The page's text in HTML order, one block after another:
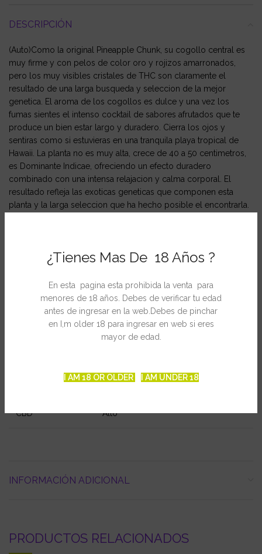
¿Tienes Mas De 18 Años ?
En esta pagina esta prohibida la venta para
menores de 18 años. Debes de verificar tu edad
antes de ingresar en la web.Debes de pinchar
en I,m older 18 para ingresar en web si eres
mayor de edad.
I AM 18 OR OLDER I AM UNDER 18
DESCRIPCIÓN
(Auto)Como la original Pineapple Chunk, su cogollo central es
muy firme y con pelos de color oro y rojizos amarronados,
pero los muy visibles cristales de THC son claramente el
resultado de una larga busqueda y seleccion de la mejor
genetica. El aroma de los cogollos es dulce y una vez los
fumas sientes el intenso cocktail de sabores afrutados que te
produce un bien estar largo y duradero. Cierra los ojos y
sentiras como si estuvieras en una tranquila playa tropical de
Hawaii. La planta no es muy alta, crece de 40 a 50 centimetros,
es Dominante Indicae, ofreciendo un efecto duradero
combinado con una intensa relajacion y calma corporal. El
resultado refleja las exoticas geneticas que componen esta
planta y la larga seleccion que ha hecho posible el encontrarla.
Genetica Autofloreciente Indica
Produccion 60-100 gr por planta
10-14%
CBD Alto
INFORMACIÓN ADICIONAL
PRODUCTOS RELACIONADOS